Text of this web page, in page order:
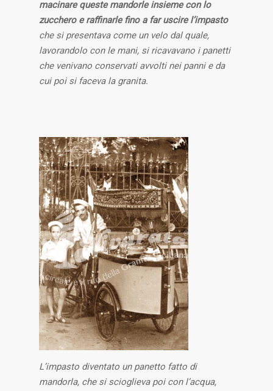
macinare queste mandorle insieme con lo
zucchero e raffinarle fino a far uscire l’impasto
che si presentava come un velo dal quale,
lavorandolo con le mani, si ricavavano i panetti
che venivano conservati avvolti nei panni e da
cui poi si faceva la granita.
L’impasto diventato un panetto fatto di
mandorla, che si scioglieva poi con l’acqua,